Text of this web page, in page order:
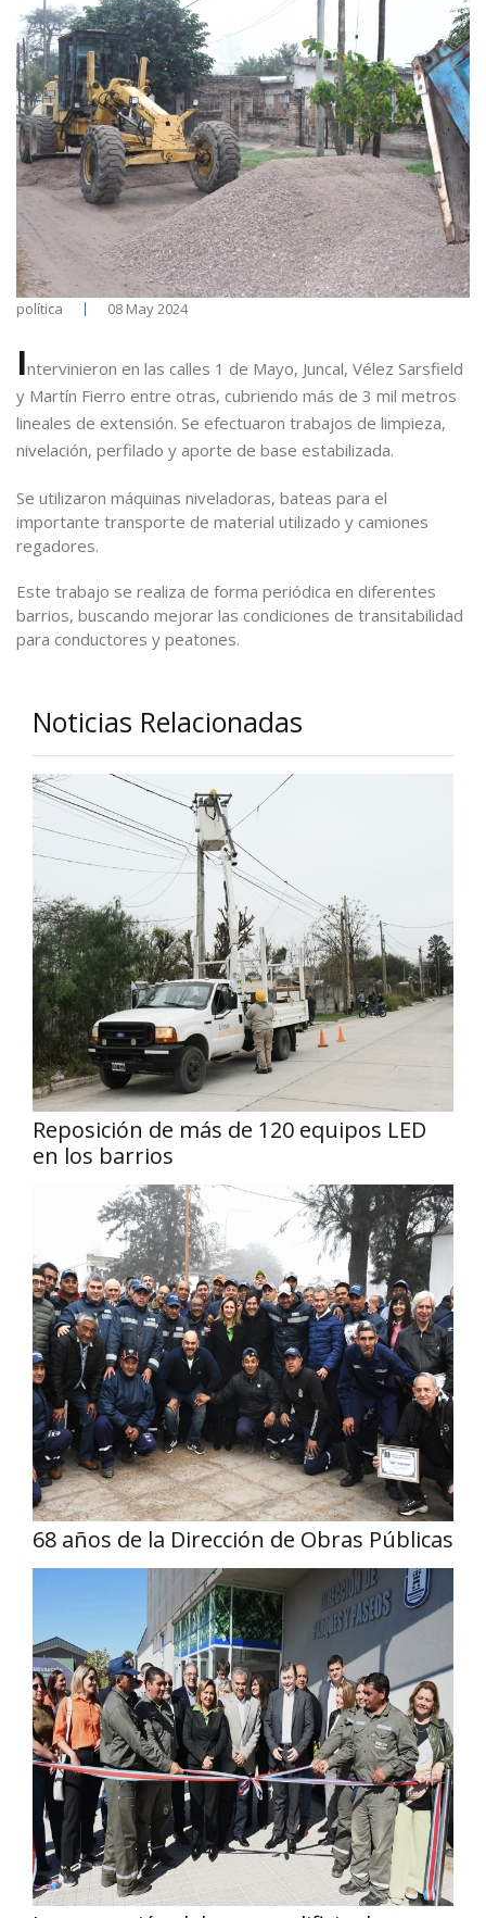
política 08 May 2024
Intervinieron en las calles 1 de Mayo, Juncal, Vélez Sarsfield
y Martín Fierro entre otras, cubriendo más de 3 mil metros
lineales de extensión. Se efectuaron trabajos de limpieza,
nivelación, perfilado y aporte de base estabilizada.
Se utilizaron máquinas niveladoras, bateas para el
importante transporte de material utilizado y camiones
regadores.
Este trabajo se realiza de forma periódica en diferentes
barrios, buscando mejorar las condiciones de transitabilidad
para conductores y peatones.
Noticias Relacionadas
Reposición de más de 120 equipos LED
en los barrios
68 años de la Dirección de Obras Públicas